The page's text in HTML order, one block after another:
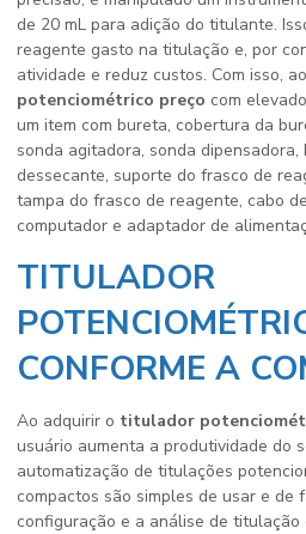
de 20 mL para adição do titulante.
reagente gasto na titulação e, por
atividade e reduz custos. Com isso,
potenciométrico preço com
um item com bureta, cobertura da
sonda agitadora, sonda
dessecante, suporte do frasco de
tampa do frasco de reagente, cabo
computador e adaptador de
TITULADOR
CONFORME A
Ao adquirir o titulador
usuário aumenta a produtividade do
automatização de titulações
compactos são simples de usar e de
configuração e a análise de titulação